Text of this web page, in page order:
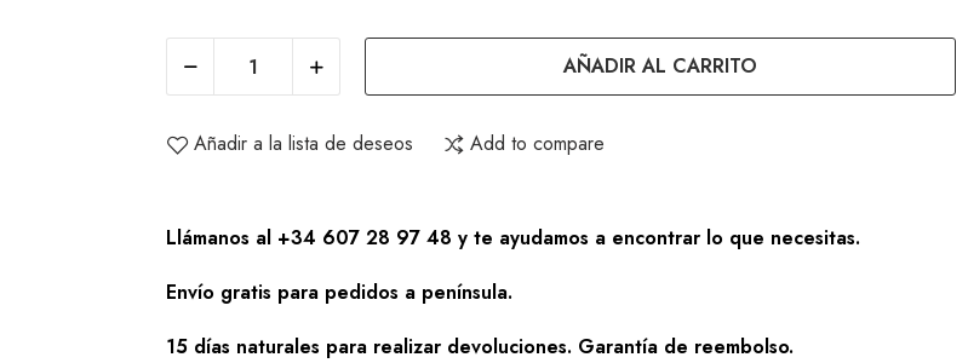
AÑADIR AL CARRITO
Añadir a la lista de deseos Add to compare
Llámanos al +34 607 28 97 48 y te ayudamos a encontrar lo que necesitas.
Envío gratis para pedidos a península.
15 días naturales para realizar devoluciones. Garantía de reembolso.